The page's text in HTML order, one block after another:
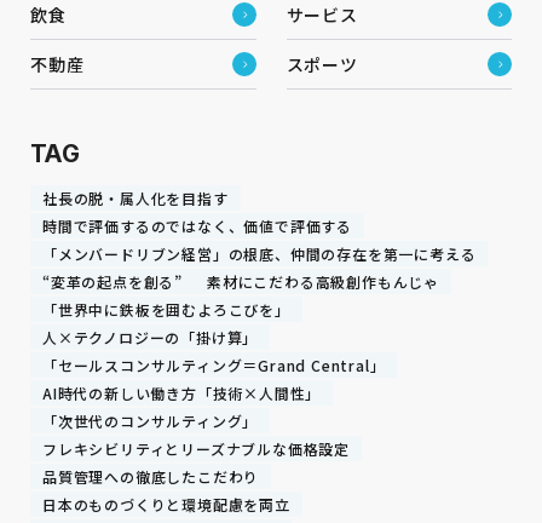
飲食 サービス
不動産 スポーツ
TAG
社長の脱・属人化を目指す
時間で評価するのではなく、価値で評価する
「メンバードリブン経営」の根底、仲間の存在を第一に考える
“変革の起点を創る”
素材にこだわる高級創作もんじゃ
「世界中に鉄板を囲むよろこびを」
人×テクノロジーの「掛け算」
「セールスコンサルティング＝Grand Central」
AI時代の新しい働き方「技術×人間性」
「次世代のコンサルティング」
フレキシビリティとリーズナブルな価格設定
品質管理への徹底したこだわり
日本のものづくりと環境配慮を両立